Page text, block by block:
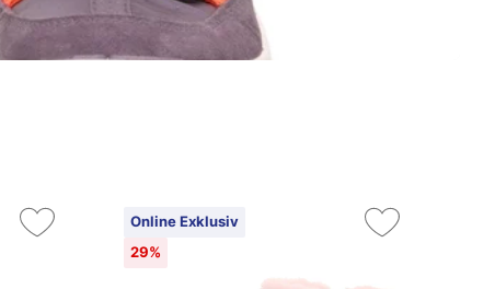
Online Exklusiv
29%